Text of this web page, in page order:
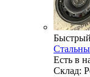
Есть в
Склад: